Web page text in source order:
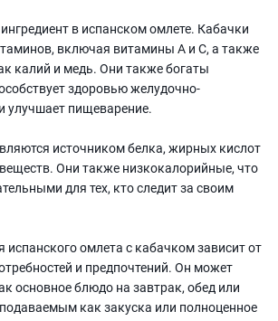
в испанском омлете. Кабачки
включая витамины А и С, а также
калий и медь. Они также богаты
здоровью желудочно-
улучшает пищеварение.
источником белка, жирных кислот
Они также низкокалорийные, что
для тех, кто следит за своим
испанского омлета с кабачком зависит от
и предпочтений. Он может
основное блюдо на завтрак, обед или
как закуска или полноценное